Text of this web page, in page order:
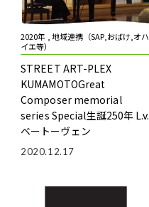
2020年 , 地域連携（SAP,おばけ,オハ
イエ等）
STREET ART-PLEX
KUMAMOTOGreat
Composer memorial
series Special生誕250年 L.v.
ベートーヴェン
2020.12.17